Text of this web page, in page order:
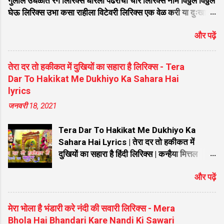
दर्शन दि...
घेऊ लिरिक्स उभा कसा राहीला विटेवरी लिरिक्स एक वेळ करी या दुःखा
मज जडली रे व्याधी लिरिक्स विठ्ठलाच्या पायी वीट झाली भाग्यवंत लिरिक्स
मनी नाही भाव म्हणे देवा मला पाव लिरिक्स विठ्ठल विठ्ठल लिरिक्स
चंद्रभागेच्यातीरी उभा मंदिरी तो पहा विटेवरी लिरिक्स माझे माहेर पंढरी
मराठी लिरिक्स एकतारी संगे एक रूप झालो लिरिक्स विठुमाऊली तू माऊली
जगाची लिरिक्स मागतो मी पांडुरंगा फक्त एक दान लिरिक्स नाही रे नाही
कुणाचे कोणी लिरिक्स मी तुझ्यासाठी जिवण जाळीले रे बाळा तुन नाही पानी
पाजिले लिरिक्स आता तरी देवा मला पावशील का लिरिक लिरिक्स सुंदर ते
लिरिक्स वि...
और पढ़ें
तेरा दर तो हकीकत में दुखियों का सहारा है लिरिक्स - Tera
Dar To Hakikat Me Dukhiyo Ka Sahara Hai
lyrics
जनवरी 18, 2021
Tera Dar To Hakikat Me Dukhiyo Ka
Sahara Hai Lyrics | तेरा दर तो हकीकत में
दुखियों का सहारा है हिंदी लिरिक्स | कन्हैया मित्तल
Dukhiyo Ka Sahara Hai Lyrics | तेरा दर तो
हकीकत में दुखियों का सहारा है हिंदी लिरिक्स | कन्हैया
मित्तल New Bhajan तेरा दर तो हकीकत में दुखियों
का सहारा है Lyrics: खाटू श्याम जी को समर्पित यह
और पढ़ें
मेरा भोला है भंडारी करे नंदी की सवारी लिरिक्स - Mera
Bhola Hai Bhandari Kare Nandi Ki Sawari